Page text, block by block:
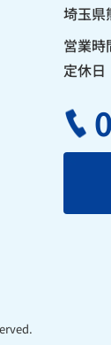
埼玉県
営業
定休